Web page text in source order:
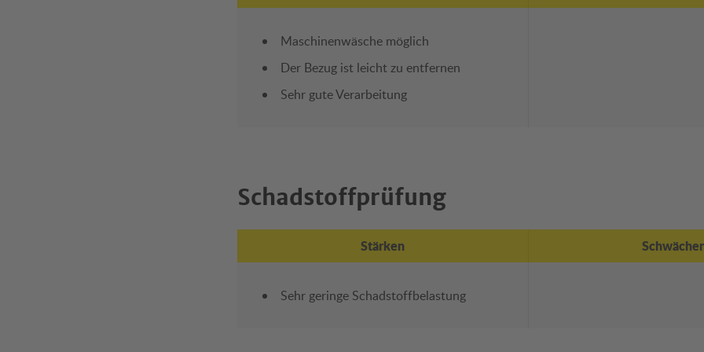
Maschinenwäsche möglich
Der Bezug ist leicht zu entfernen
Sehr gute Verarbeitung
Schadstoffprüfung
Stärken
Sehr geringe Schadstoffbelastung